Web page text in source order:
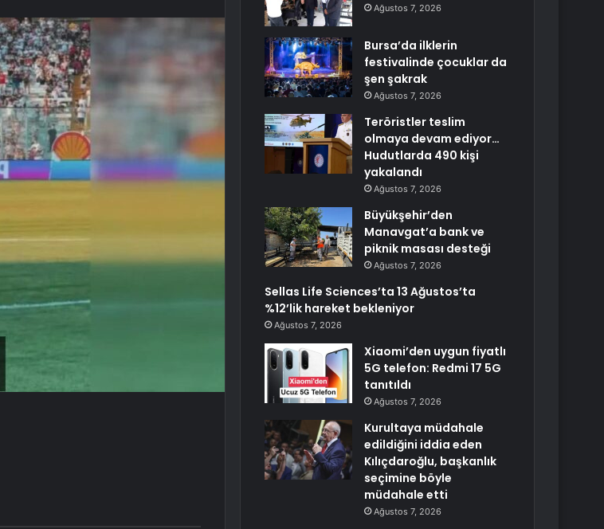
Ağustos 7, 2026
Bursa’da ilklerin
festivalinde çocuklar da
şen şakrak
Ağustos 7, 2026
Teröristler teslim
olmaya devam ediyor…
Hudutlarda 490 kişi
yakalandı
Ağustos 7, 2026
Büyükşehir’den
Manavgat’a bank ve
piknik masası desteği
Ağustos 7, 2026
Sellas Life Sciences’ta 13 Ağustos’ta
%12’lik hareket bekleniyor
Ağustos 7, 2026
Xiaomi’den uygun fiyatlı
5G telefon: Redmi 17 5G
tanıtıldı
Ağustos 7, 2026
Kurultaya müdahale
edildiğini iddia eden
Kılıçdaroğlu, başkanlık
seçimine böyle
müdahale etti
Ağustos 7, 2026